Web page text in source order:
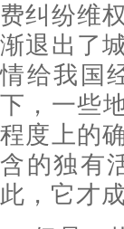
费纠纷维
渐退出了
情给我国
下，一些
程度上的
含的独有
此，它才